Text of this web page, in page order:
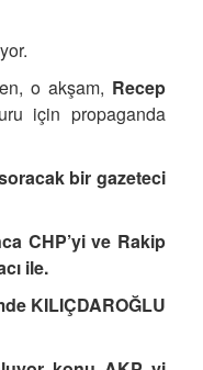
o akşam, Recep
için propaganda
bir gazeteci
CHP’yi ve Rakip
ile.
KILIÇDAROĞLU